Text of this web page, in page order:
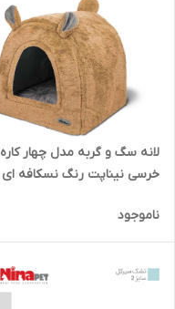
لانه سگ و گربه مدل چهار کاره
خرسی نیناپت رنگ نسکافه ای
ناموجود